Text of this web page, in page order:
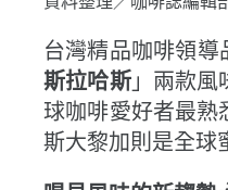
台灣精品咖啡領
斯拉哈斯」兩款風
球咖啡愛好者最熟
斯大黎加則是全球